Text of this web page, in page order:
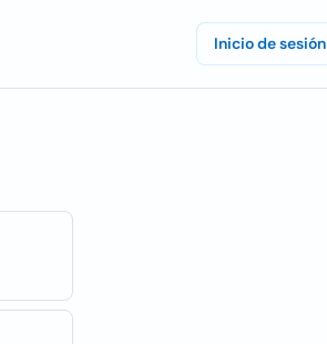
Inicio de sesión